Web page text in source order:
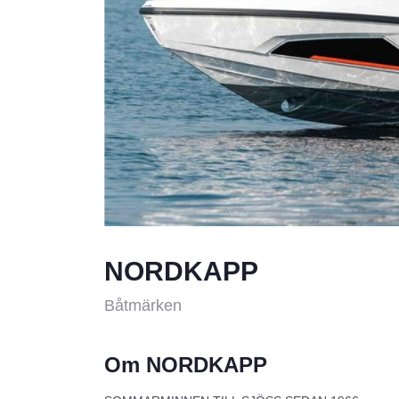
NORDKAPP
Båtmärken
Om NORDKAPP